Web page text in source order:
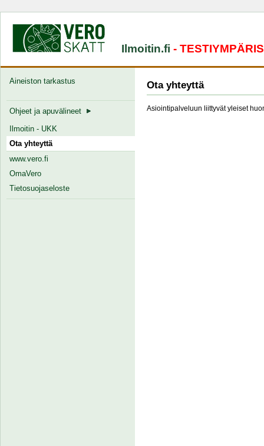
Ilmoitin.fi -
Aineiston tarkastus
Ohjeet ja apuvälineet
Ilmoitin - UKK
Ota yhteyttä
www.vero.fi
OmaVero
Tietosuojaseloste
Ota yhteyttä
Asiointipalveluun liittyvät yleiset